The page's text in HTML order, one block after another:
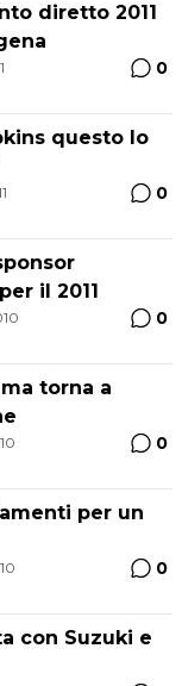
diretto 2011
0
questo lo
0
il 2011
0
torna a
0
per un
0
con Suzuki e